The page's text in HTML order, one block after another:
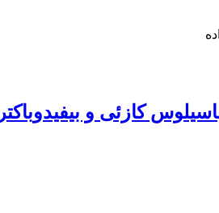
کازئی و